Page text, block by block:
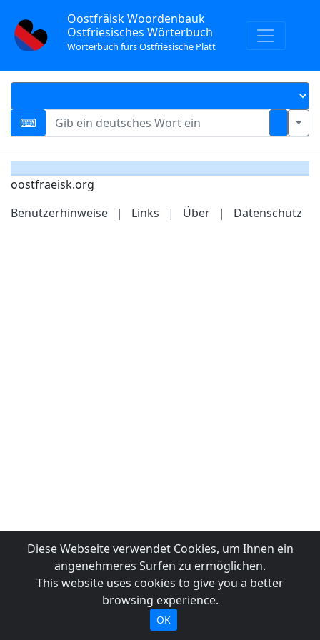
Oostfräisk Woordenbauk
Ostfriesisches Wörterbuch
Wörterbuch fürs Ostfriesische Platt
oostfraeisk.org
Benutzerhinweise
| Links | Über | Datenschutz
Diese Webseite verwendet Cookies, um Ihnen ein
angenehmeres Surfen zu ermöglichen.
This website uses cookies to give you a better
browsing experience.
OK